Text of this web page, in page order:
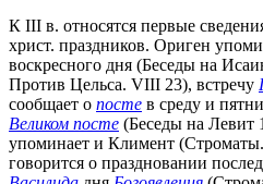
К III в. относятся первые
христ. праздников. Ориген
воскресного дня (Беседы на
Против Цельса. VIII 23), встречу
сообщает о посте в среду и
Великом посте (Беседы на Левит
упоминает и Климент
говорится о праздновании